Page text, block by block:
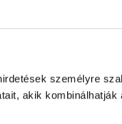
személyre
akik